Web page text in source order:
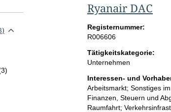
)
Ryanair DAC
Registernummer:
R006606
Tätigkeitskategorie:
Unternehmen
Interessen- und
Arbeitsmarkt; Sonstiges
Finanzen, Steuern und
Raumfahrt;